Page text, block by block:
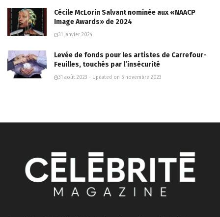
Cécile McLorin Salvant nominée aux «NAACP
Image Awards» de 2024
31 janvier 2024
Levée de fonds pour les artistes de Carrefour-
Feuilles, touchés par l’insécurité
31 août 2023 - Updated on 5 novembre 2023